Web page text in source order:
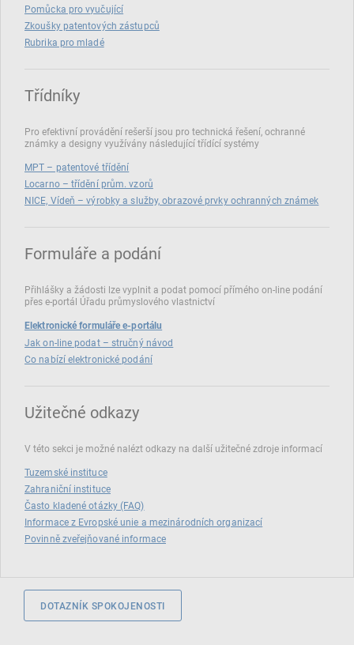
Pomůcka pro vyučující
Zkoušky patentových zástupců
Rubrika pro mladé
Třídníky
Pro efektivní provádění rešerší jsou pro technická řešení, ochranné
známky a designy využívány následující třídící systémy
MPT – patentové třídění
Locarno – třídění prům. vzorů
NICE, Vídeň – výrobky a služby, obrazové prvky ochranných známek
Formuláře a podání
Přihlášky a žádosti lze vyplnit a podat pomocí přímého on‑line podání
přes e‑portál Úřadu průmyslového vlastnictví
Elektronické formuláře e-portálu
Jak on-line podat – stručný návod
Co nabízí elektronické podání
Užitečné odkazy
V této sekci je možné nalézt odkazy na další užitečné zdroje informací
Tuzemské instituce
Zahraniční instituce
Často kladené otázky (FAQ)
Informace z Evropské unie a mezinárodních organizací
Povinně zveřejňované informace
DOTAZNÍK SPOKOJENOSTI